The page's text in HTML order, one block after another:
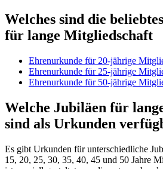
Welches sind die
für lange Mitgliedschaft
Ehrenurkunde für 20-jährige
Ehrenurkunde für 25-jährige
Ehrenurkunde für 50-jährige
Welche Jubiläen für
sind als Urkunden
Es gibt Urkunden für unterschiedliche
15, 20, 25, 30, 35, 40, 45 und 50 Jahre